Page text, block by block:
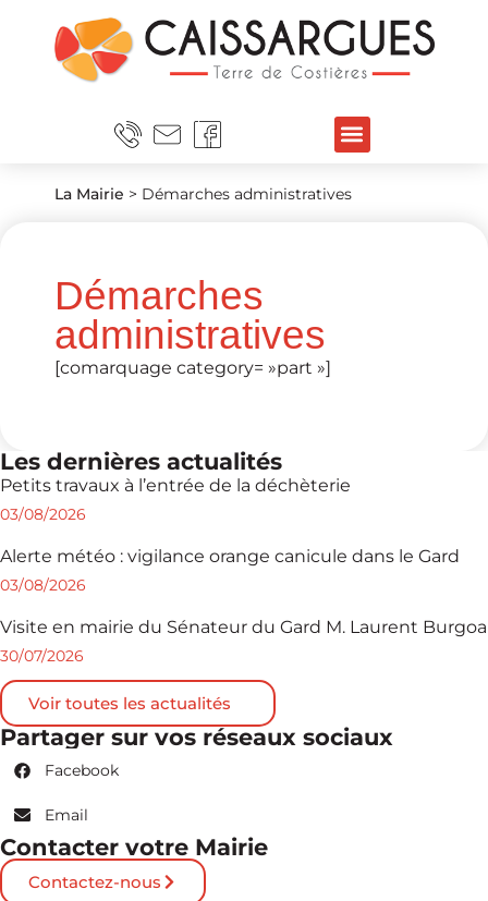
La Mairie > Démarches administratives
Démarches
administratives
[comarquage category= »part »]
Les dernières actualités
Petits travaux à l’entrée de la déchèterie
03/08/2026
Alerte météo : vigilance orange canicule dans le Gard
03/08/2026
Visite en mairie du Sénateur du Gard M. Laurent Burgoa
30/07/2026
Voir toutes les actualités
Partager sur vos réseaux sociaux
Facebook
Email
Contacter votre Mairie
Contactez-nous